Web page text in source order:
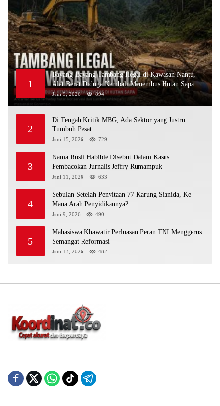
1
Bayang-Bayang Tambang Ilegal di Kawasan Nantu,
Alat Berat Diduga Kembali Menembus Hutan Sapa
Juni 9, 2026 894
2
Di Tengah Kritik MBG, Ada Sektor yang Justru
Tumbuh Pesat
Juni 15, 2026 729
3
Nama Rusli Habibie Disebut Dalam Kasus
Pembacokan Jurnalis Jeffry Rumampuk
Juni 11, 2026 633
4
Sebulan Setelah Penyitaan 77 Karung Sianida, Ke
Mana Arah Penyidikannya?
Juni 9, 2026 490
5
Mahasiswa Khawatir Perluasan Peran TNI Menggerus
Semangat Reformasi
Juni 13, 2026 482